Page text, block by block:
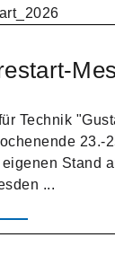
Technik
23.-
Stand
...